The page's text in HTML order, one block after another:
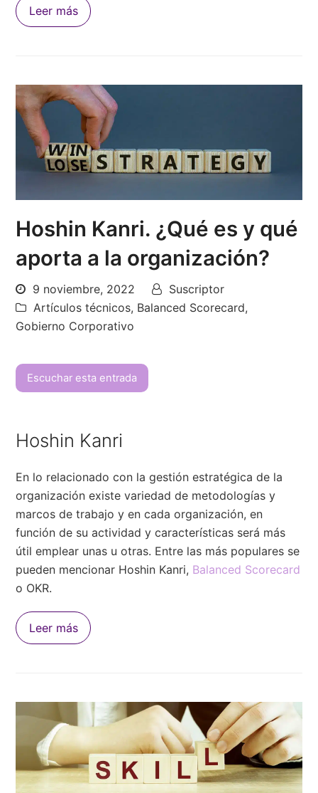
Leer más
Hoshin Kanri. ¿Qué es y qué
aporta a la organización?
9 noviembre, 2022
Suscriptor
Artículos técnicos, Balanced Scorecard,
Gobierno Corporativo
Escuchar esta entrada
Hoshin Kanri
En lo relacionado con la gestión estratégica de la
organización existe variedad de metodologías y
marcos de trabajo y en cada organización, en
función de su actividad y características será más
útil emplear unas u otras. Entre las más populares se
pueden mencionar Hoshin Kanri, Balanced Scorecard
o OKR.
Leer más